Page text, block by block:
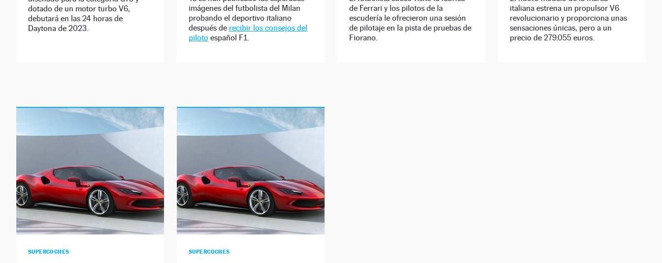
dotado de un motor turbo V6,
debutará en las 24 horas de
Daytona de 2023.
imágenes del futbolista del Milan
probando el deportivo italiano
después de recibir los consejos del
pilotoespañol F1.
de Ferrari y los pilotos de la
escudería le ofrecieron una sesión
de pilotaje en la pista de pruebas de
Fiorano.
italiana estrena un propulsor V6
revolucionario y proporciona unas
sensaciones únicas, pero a un
precio de 279.055 euros.
SUPERCOCHES SUPERCOCHES